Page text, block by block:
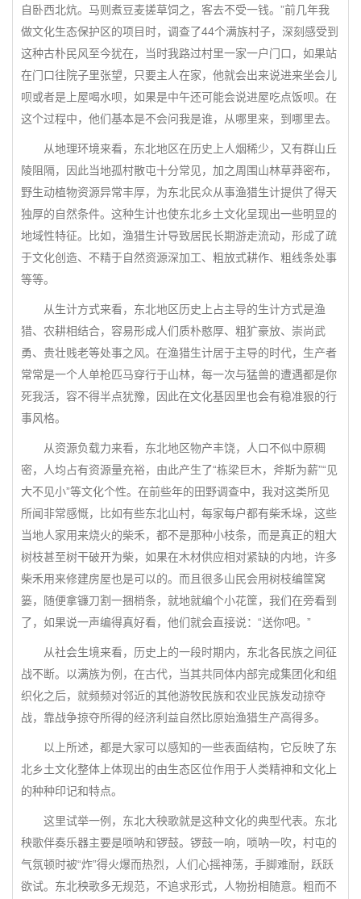
自卧西北炕。马则煮豆麦搓草饲之，客去不受一钱。”前几年我
做文化生态保护区的项目时，调查了44个满族村子，深刻感受到
这种古朴民风至今犹在，当时我路过村里一家一户门口，如果站
在门口往院子里张望，只要主人在家，他就会出来说进来坐会儿
呗或者是上屋喝水呗，如果是中午还可能会说进屋吃点饭呗。在
这个过程中，他们基本是不会问我是谁，从哪里来，到哪里去。
从地理环境来看，东北地区在历史上人烟稀少，又有群山丘
陵阻隔，因此当地孤村散屯十分常见，加之周围山林草莽密布，
野生动植物资源异常丰厚，为东北民众从事渔猎生计提供了得天
独厚的自然条件。这种生计也使东北乡土文化呈现出一些明显的
地域性特征。比如，渔猎生计导致居民长期游走流动，形成了疏
于文化创造、不精于自然资源深加工、粗放式耕作、粗线条处事
等等。
从生计方式来看，东北地区历史上占主导的生计方式是渔
猎、农耕相结合，容易形成人们质朴憨厚、粗犷豪放、崇尚武
勇、贵壮贱老等处事之风。在渔猎生计居于主导的时代，生产者
常常是一个人单枪匹马穿行于山林，每一次与猛兽的遭遇都是你
死我活，容不得半点犹豫，因此在文化基因里也会有稳准狠的行
事风格。
从资源负载力来看，东北地区物产丰饶，人口不似中原稠
密，人均占有资源量充裕，由此产生了“栋梁巨木，斧斯为薪”“见
大不见小”等文化个性。在前些年的田野调查中，我对这类所见
所闻非常感慨，比如有些东北山村，每家每户都有柴禾垛，这些
当地人家用来烧火的柴禾，都不是那种小枝条，而是真正的粗大
树枝甚至树干破开为柴，如果在木材供应相对紧缺的内地，许多
柴禾用来修建房屋也是可以的。而且很多山民会用树枝编筐窝
篓，随便拿镰刀割一捆梢条，就地就编个小花筐，我们在旁看到
了，如果说一声编得真好看，他们就会直接说：“送你吧。”
从社会生境来看，历史上的一段时期内，东北各民族之间征
战不断。以满族为例，在古代，当其共同体内部完成集团化和组
织化之后，就频频对邻近的其他游牧民族和农业民族发动掠夺
战，靠战争掠夺所得的经济利益自然比原始渔猎生产高得多。
以上所述，都是大家可以感知的一些表面结构，它反映了东
北乡土文化整体上体现出的由生态区位作用于人类精神和文化上
的种种印记和特点。
这里试举一例，东北大秧歌就是这种文化的典型代表。东北
秧歌伴奏乐器主要是唢呐和锣鼓。锣鼓一响，唢呐一吹，村屯的
气氛顿时被“炸”得火爆而热烈，人们心摇神荡，手脚难耐，跃跃
欲试。东北秧歌多无规范，不追求形式，人物扮相随意。粗而不